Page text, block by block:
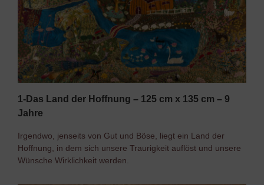
1-Das Land der Hoffnung – 125 cm x 135 cm – 9
Jahre
Irgendwo, jenseits von Gut und Böse, liegt ein Land der
Hoffnung, in dem sich unsere Traurigkeit auflöst und unsere
Wünsche Wirklichkeit werden.